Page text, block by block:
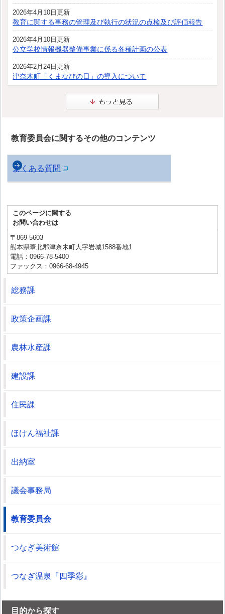
2026年4月10日更新
教育に関する事務の管理及び執行の状況の点検及び評価報告
2026年4月10日更新
公立学校情報機器整備事業に係る各種計画の公表
2026年2月24日更新
津奈木町「くまなびの日」の導入について
教育委員会に関するその他のコンテンツ
よくある質問
このページに関する
お問い合わせは
〒869-5603
熊本県葦北郡津奈木町大字岩城1588番地1
電話：0966-78-5400
ファックス：0966-68-4945
総務課
政策企画課
農林水産課
建設課
住民課
ほけん福祉課
出納室
議会事務局
教育委員会
つなぎ美術館
つなぎ温泉『四季彩』
目的から探す